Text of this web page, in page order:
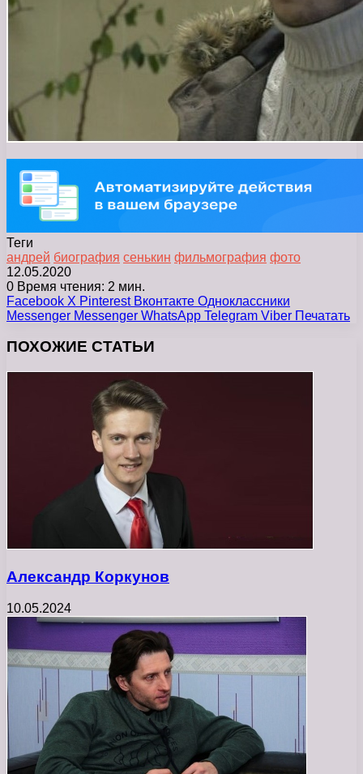
Теги
андрей биография сенькин фильмография фото
12.05.2020
0 Время чтения: 2 мин.
Facebook X Pinterest Вконтакте Одноклассники
Messenger Messenger WhatsApp Telegram Viber Печатать
ПОХОЖИЕ СТАТЬИ
Александр Коркунов
10.05.2024